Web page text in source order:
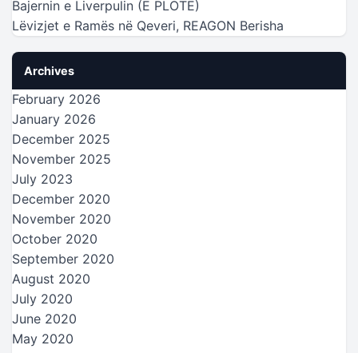
Bajernin e Liverpulin (E PLOTË)
Lëvizjet e Ramës në Qeveri, REAGON Berisha
Archives
February 2026
January 2026
December 2025
November 2025
July 2023
December 2020
November 2020
October 2020
September 2020
August 2020
July 2020
June 2020
May 2020